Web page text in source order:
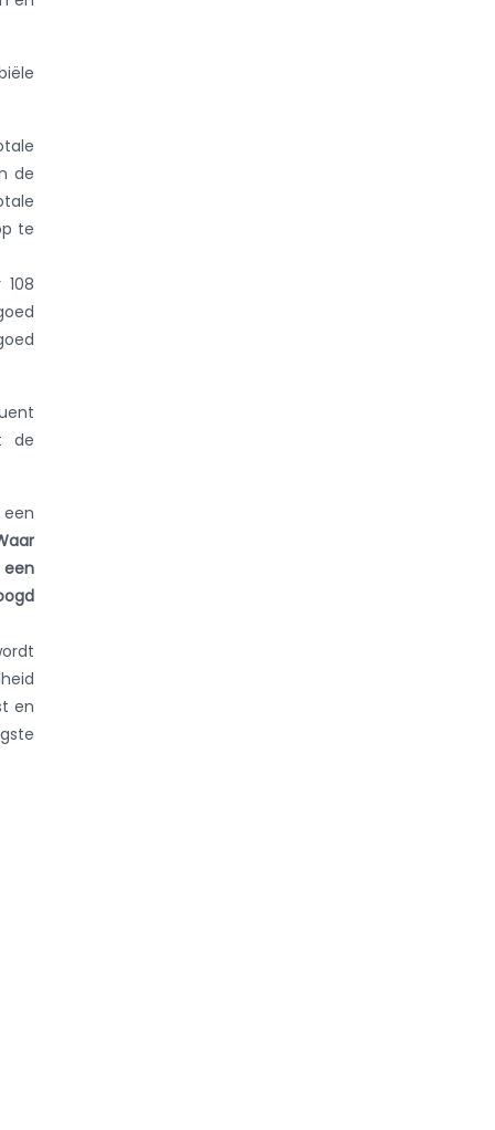
de
te
de
een
en